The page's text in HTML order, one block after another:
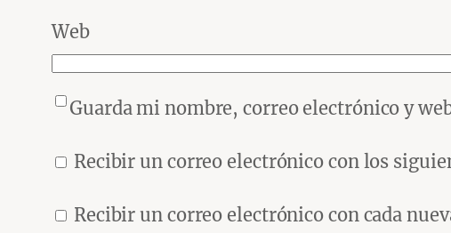
Web
Guarda mi nombre, correo electrónico y
Recibir un correo electrónico con los
Recibir un correo electrónico con cada